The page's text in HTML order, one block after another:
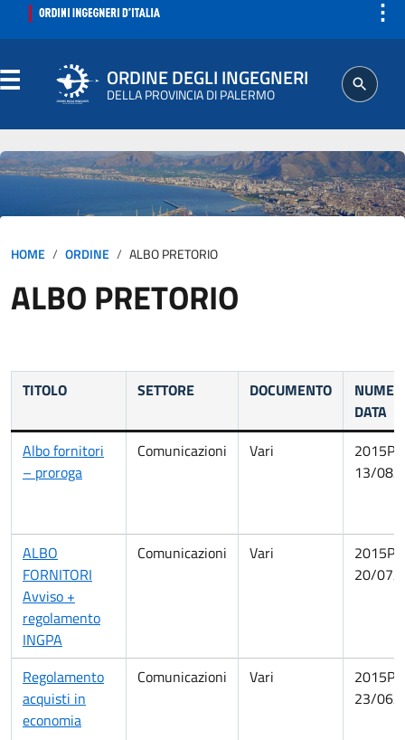
⋮
ORDINE DEGLI INGEGNERI
DELLA PROVINCIA DI PALERMO
ORDINE
SEGRETERIA
ISCRITTO
PROFESSIONE
HOME ORDINE ALBO PRETORIO
ALBO PRETORIO
TITOLO SETTORE DOCUMENTO
DATA
Albo fornitori
– proroga
Comunicazioni Vari
13/08/
ALBO
FORNITORI
Avviso +
regolamento
INGPA
Comunicazioni Vari
20/07/
Regolamento
acquisti in
economia
Comunicazioni Vari
23/06/